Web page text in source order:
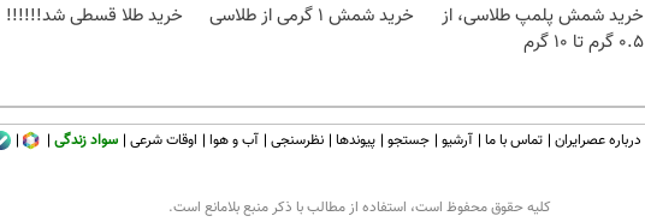
خرید شمش پلمپ طلاسی، از
۰.۵ گرم تا ۱۰ گرم
خرید شمش 1 گرمی از طلاسی خرید طلا قسطی شد!!!!!!
درباره عصرایران تماس با ما آرشیو جستجو پیوندها نظرسنجی آب و هوا اوقات شرعی سواد زندگی
كليه حقوق محفوظ است، استفاده از مطالب با ذكر منبع بلامانع است.